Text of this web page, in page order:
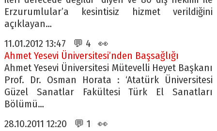
Erzurumlular’a kesintisiz hizmet verildiğini
açıklayan…
11.01.2012 13:47 💬 4 👀
Ahmet Yesevi Üniversitesi’nden Başsağlığı
Ahmet Yesevi Üniversitesi Mütevelli Heyet Başkanı
Prof. Dr. Osman Horata : ‘Atatürk Üniversitesi
Güzel Sanatlar Fakültesi Türk El Sanatları
Bölümü…
28.10.2011 12:20 💬 1 👀